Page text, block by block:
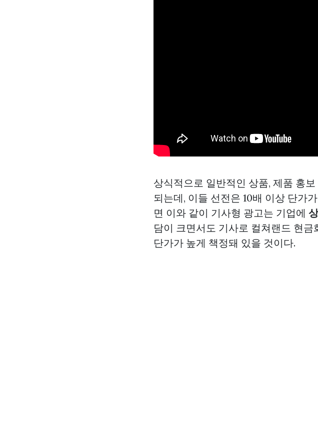
상식적으로 일반적인 상품, 제품 홍
되는데, 이들 선전은 10배 이상 단가
면 이와 같이 기사형 광고는 기업에
담이 크면서도 기사로 컬쳐랜드 현금
단가가 높게 책정돼 있을 것이다.